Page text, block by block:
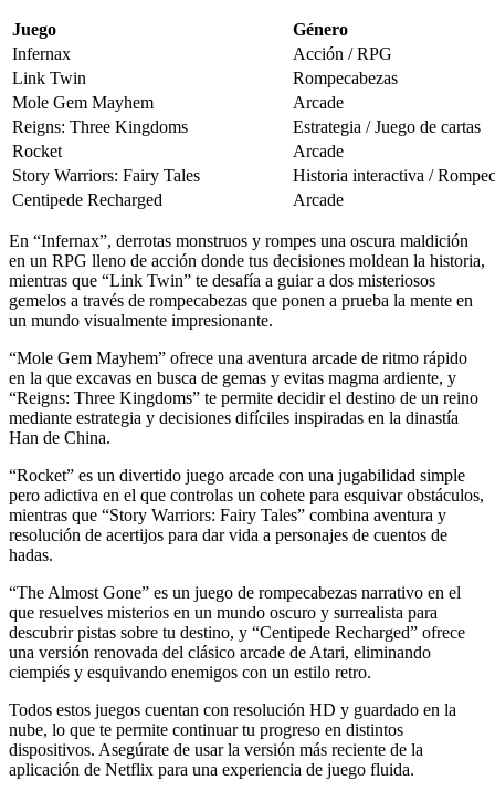
Juego
Género
Infernax
Acción / RPG
Link Twin
Rompecabezas
Mole Gem Mayhem
Arcade
Reigns: Three Kingdoms
Estrategia / Juego de cartas
Rocket
Arcade
Story Warriors: Fairy Tales
Historia interactiva /
Centipede Recharged
Arcade
En “Infernax”, derrotas monstruos y rompes una oscura maldición
en un RPG lleno de acción donde tus decisiones moldean la historia,
mientras que “Link Twin” te desafía a guiar a dos misteriosos
gemelos a través de rompecabezas que ponen a prueba la mente en
un mundo visualmente impresionante.
“Mole Gem Mayhem” ofrece una aventura arcade de ritmo rápido
en la que excavas en busca de gemas y evitas magma ardiente, y
“Reigns: Three Kingdoms” te permite decidir el destino de un reino
mediante estrategia y decisiones difíciles inspiradas en la dinastía
Han de China.
“Rocket” es un divertido juego arcade con una jugabilidad simple
pero adictiva en el que controlas un cohete para esquivar obstáculos,
mientras que “Story Warriors: Fairy Tales” combina aventura y
resolución de acertijos para dar vida a personajes de cuentos de
hadas.
“The Almost Gone” es un juego de rompecabezas narrativo en el
que resuelves misterios en un mundo oscuro y surrealista para
descubrir pistas sobre tu destino, y “Centipede Recharged” ofrece
una versión renovada del clásico arcade de Atari, eliminando
ciempiés y esquivando enemigos con un estilo retro.
Todos estos juegos cuentan con resolución HD y guardado en la
nube, lo que te permite continuar tu progreso en distintos
dispositivos. Asegúrate de usar la versión más reciente de la
aplicación de Netflix para una experiencia de juego fluida.